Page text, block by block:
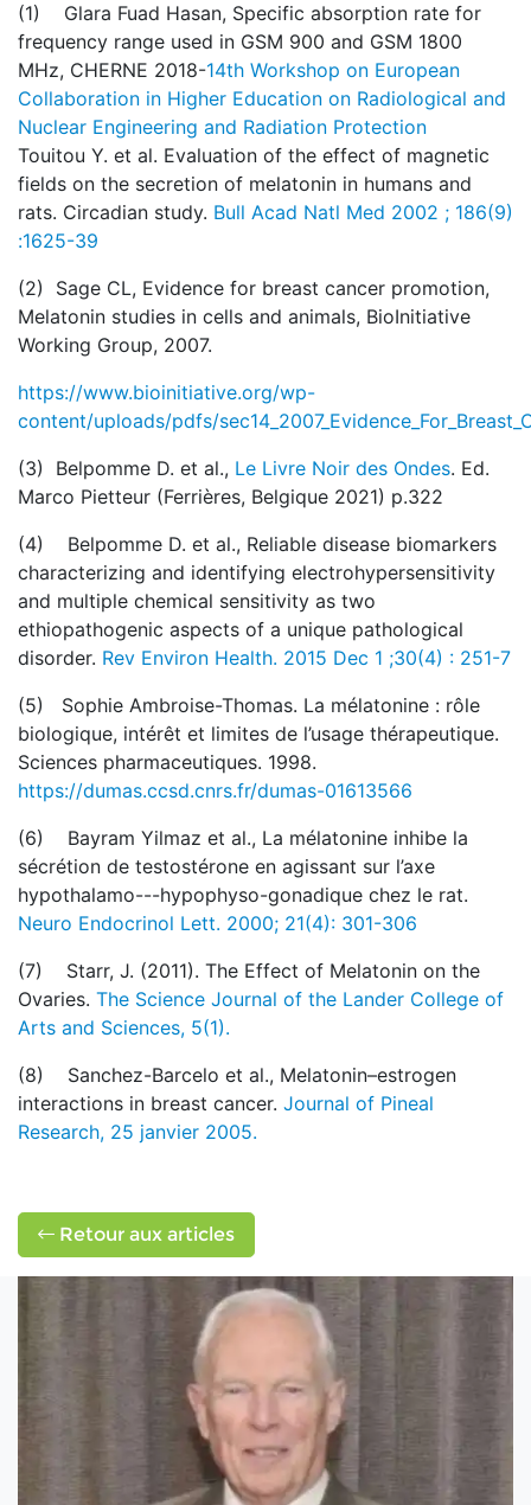
(1) Glara Fuad Hasan, Specific absorption rate for
frequency range used in GSM 900 and GSM 1800
MHz, CHERNE 2018-14th Workshop on European
Collaboration in Higher Education on Radiological and
Nuclear Engineering and Radiation Protection
Touitou Y. et al. Evaluation of the effect of magnetic
fields on the secretion of melatonin in humans and
rats. Circadian study. Bull Acad Natl Med 2002 ; 186(9)
:1625-39
(2) Sage CL, Evidence for breast cancer promotion,
Melatonin studies in cells and animals, BioInitiative
Working Group, 2007.
https://www.bioinitiative.org/wp-
content/uploads/pdfs/
(3) Belpomme D. et al., Le Livre Noir des Ondes. Ed.
Marco Pietteur (Ferrières, Belgique 2021) p.322
(4) Belpomme D. et al., Reliable disease biomarkers
characterizing and identifying electrohypersensitivity
and multiple chemical sensitivity as two
ethiopathogenic aspects of a unique pathological
disorder. Rev Environ Health. 2015 Dec 1 ;30(4) : 251-7
(5) Sophie Ambroise-Thomas. La mélatonine : rôle
biologique, intérêt et limites de l’usage thérapeutique.
Sciences pharmaceutiques. 1998.
https://dumas.ccsd.cnrs.fr/dumas-01613566
(6) Bayram Yilmaz et al., La mélatonine inhibe la
sécrétion de testostérone en agissant sur l’axe
hypothalamo---hypophyso-gonadique chez le rat.
Neuro Endocrinol Lett. 2000; 21(4): 301-306
(7) Starr, J. (2011). The Effect of Melatonin on the
Ovaries. The Science Journal of the Lander College of
Arts and Sciences, 5(1).
(8) Sanchez-Barcelo et al., Melatonin–estrogen
interactions in breast cancer. Journal of Pineal
Research, 25 janvier 2005.
Retour aux articles